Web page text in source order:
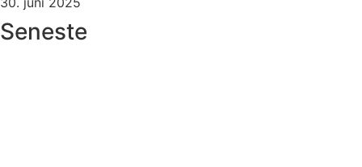
Seneste